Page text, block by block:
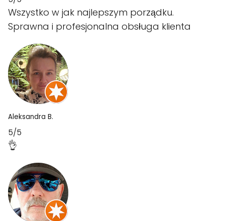
Wszystko w jak najlepszym porządku.
Sprawna i profesjonalna obsługa klienta
Aleksandra B.
5/5
👌